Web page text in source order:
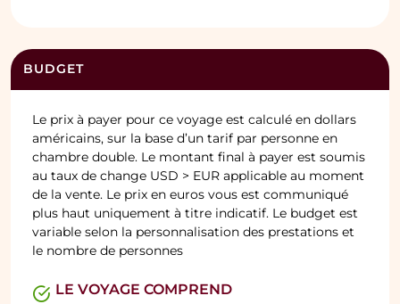
BUDGET
Le prix à payer pour ce voyage est calculé en dollars
américains, sur la base d’un tarif par personne en
chambre double. Le montant final à payer est soumis
au taux de change USD > EUR applicable au moment
de la vente. Le prix en euros vous est communiqué
plus haut uniquement à titre indicatif. Le budget est
variable selon la personnalisation des prestations et
le nombre de personnes
LE VOYAGE COMPREND